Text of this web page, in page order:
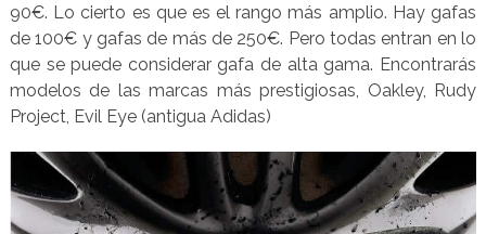
90€. Lo cierto es que es el rango más amplio. Hay gafas
de 100€ y gafas de más de 250€. Pero todas entran en lo
que se puede considerar gafa de alta gama. Encontrarás
modelos de las marcas más prestigiosas, Oakley, Rudy
Project, Evil Eye (antigua Adidas)